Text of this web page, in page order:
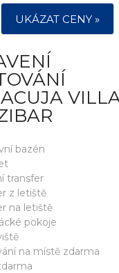
UKÁZAT CENY »
bazén
transfer
z letiště
na letiště
pokoje
na místě zdarma